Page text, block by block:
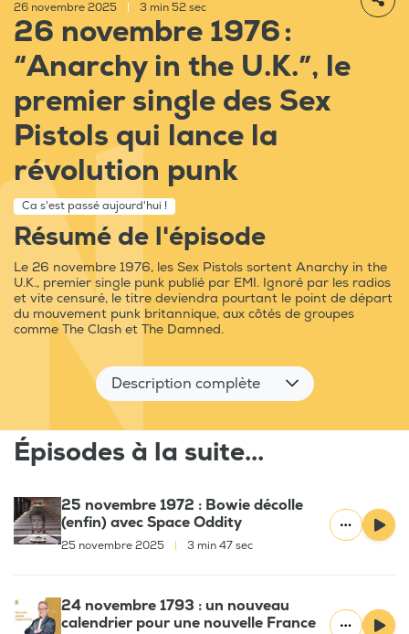
26 novembre 2025 3 min 52 sec
26 novembre 1976 :
“Anarchy in the U.K.”, le
premier single des Sex
Pistols qui lance la
révolution punk
Ca s'est passé aujourd'hui !
Résumé de l'épisode
Le 26 novembre 1976, les Sex Pistols sortent Anarchy in the
U.K., premier single punk publié par EMI. Ignoré par les radios
et vite censuré, le titre deviendra pourtant le point de départ
du mouvement punk britannique, aux côtés de groupes
comme The Clash et The Damned.
Description complète
Épisodes à la suite...
25 novembre 1972 : Bowie décolle
(enfin) avec Space Oddity
25 novembre 2025 3 min 47 sec
24 novembre 1793 : un nouveau
calendrier pour une nouvelle France